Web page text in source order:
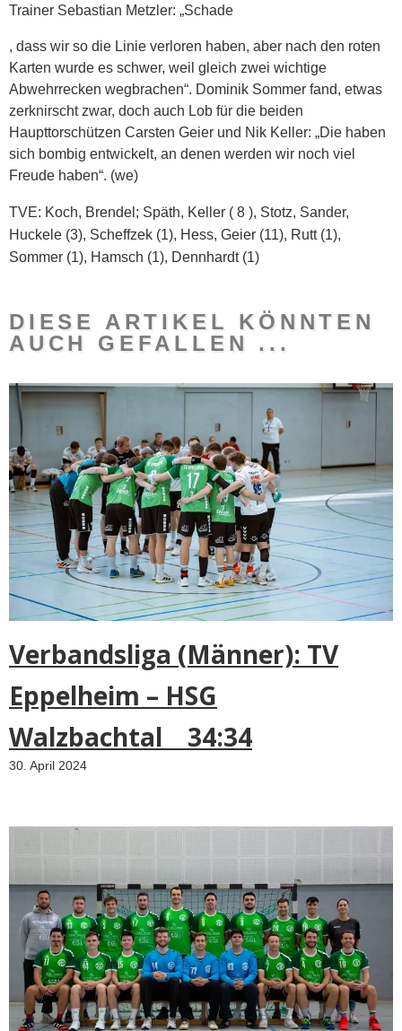
Trainer Sebastian Metzler: „Schade
T
h
e
l
a
b
r
s
e
a
h
h
d
m
a
n
a
g
d
e
o
n
t
f
, dass wir so die Linie verloren haben, aber nach den roten
Karten wurde es schwer, weil gleich zwei wichtige
Abwehrrecken wegbrachen“. Dominik Sommer fand, etwas
zerknirscht zwar, doch auch Lob für die beiden
Haupttorschützen Carsten Geier und Nik Keller: „Die haben
sich bombig entwickelt, an denen werden wir noch viel
Freude haben“. (we)
TVE: Koch, Brendel; Späth, Keller ( 8 ), Stotz, Sander,
Huckele (3), Scheffzek (1), Hess, Geier (11), Rutt (1),
Sommer (1), Hamsch (1), Dennhardt (1)
DIESE ARTIKEL KÖNNTEN
AUCH GEFALLEN ...
Verbandsliga (Männer): TV
Eppelheim – HSG
Walzbachtal 34:34
30. April 2024